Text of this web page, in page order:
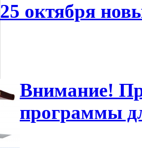
25 октября
Внимание!
программы